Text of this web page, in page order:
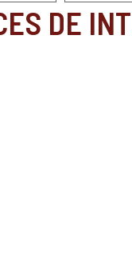
DE